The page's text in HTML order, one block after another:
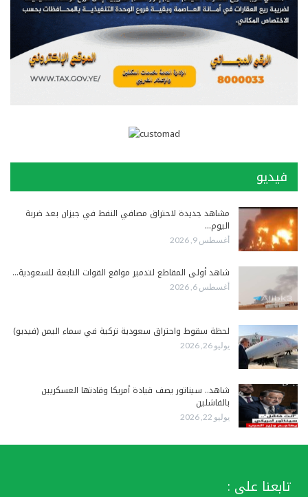
فيديو
مشاهد جديدة لاحتراق مصافي النفط في جيزان بعد ضربة
اليوم…
أغسطس 9, 2026
شاهد أولى المقاطع لتدمير مواقع القوات التابعة للسعودية…
أغسطس 6, 2026
لحظة سقوط واحتراق سعودية تركية في سماء اليمن (فيديو)
يوليو 26, 2026
شاهد.. سيناتور يصف قيادة أمريكا وقادتها العسكريين
بالفاشلين
يوليو 22, 2026
تابعنا على :